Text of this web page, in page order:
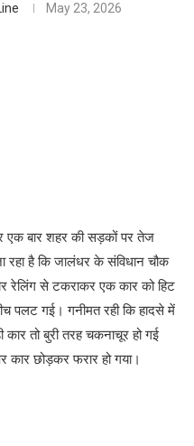
May 23, 2026
एक बार शहर की सड़कों पर तेज
रहा है कि जालंधर के संविधान चौक
रेलिंग से टकराकर एक कार को हिट
पलट गई। गनीमत रही कि हादसे में
तो बुरी तरह चकनाचूर हो गई
छोड़कर फरार हो गया।